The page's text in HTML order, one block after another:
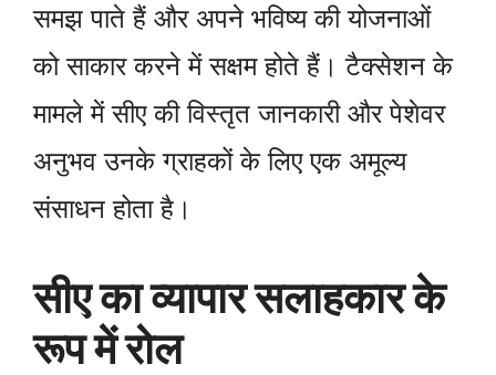
समझ पाते हैं और अपने भविष्य की योजनाओं
को साकार करने में सक्षम होते हैं। टैक्सेशन के
मामले में सीए की विस्तृत जानकारी और पेशेवर
अनुभव उनके ग्राहकों के लिए एक अमूल्य
संसाधन होता है।
सीए का व्यापार सलाहकार के
रूप में रोल